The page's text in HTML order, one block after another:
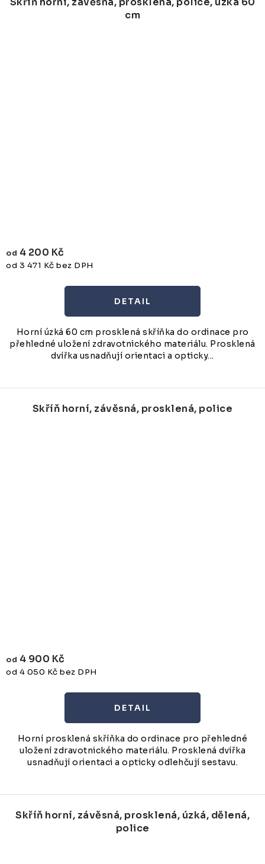
cm
od 3 471 Kč bez DPH
od 4 200 Kč
Horní úzká 60 cm prosklená skříňka do ordinace pro
přehledné uložení zdravotnického materiálu. Prosklená
dvířka usnadňují orientaci a opticky...
Skříň horní, závěsná, prosklená, police
od 4 050 Kč bez DPH
od 4 900 Kč
Horní prosklená skříňka do ordinace pro přehledné
uložení zdravotnického materiálu. Prosklená dvířka
usnadňují orientaci a opticky odlehčují sestavu.
Skříň horní, závěsná, prosklená, úzká, dělená,
police